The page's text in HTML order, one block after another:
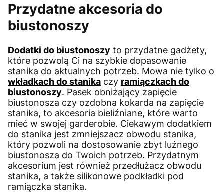
Przydatne akcesoria do
biustonoszy
Dodatki do biustonoszy to przydatne gadżety,
które pozwolą Ci na szybkie dopasowanie
stanika do aktualnych potrzeb. Mowa nie tylko o
wkładkach do stanika czy ramiączkach do
biustonoszy. Pasek obniżający zapięcie
biustonosza czy ozdobna kokarda na zapięcie
stanika, to akcesoria bieliźniane, które warto
mieć w swojej garderobie. Ciekawym dodatkiem
do stanika jest zmniejszacz obwodu stanika,
który pozwoli na dostosowanie zbyt luźnego
biustonosza do Twoich potrzeb. Przydatnym
akcesorium jest również przedłużacz obwodu
stanika, a także silikonowe podkładki pod
ramiączka stanika.